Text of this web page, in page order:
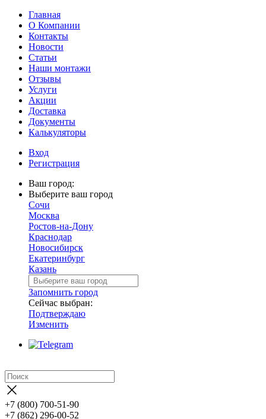
Главная
О Компании
Контакты
Новости
Статьи
Наши монтажи
Отзывы
Услуги
Акции
Доставка
Документы
Калькуляторы
Вход
Регистрация
Ваш город:
Выберите ваш город
Сочи
Москва
Ростов-на-Дону
Краснодар
Новосибирск
Екатеринбург
Казань
Запомнить город
Сейчас выбран:
Подтверждаю
Изменить
+7 (800) 700-51-90
+7 (862) 296-00-52